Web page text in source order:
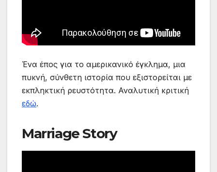
Ένα έπος για το αμερικανικό έγκλημα, μια
πυκνή, σύνθετη ιστορία που εξιστορείται με
εκπληκτική ρευστότητα. Αναλυτική κριτική
εδώ.
Marriage Story